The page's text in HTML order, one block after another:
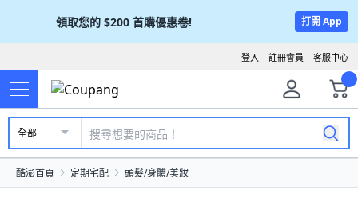
領取您的 $200 首購優惠卷! 打開 App
客服中心
註冊會員
登入
全部
酷澎首頁 定期宅配 頭髮/身體/美妝